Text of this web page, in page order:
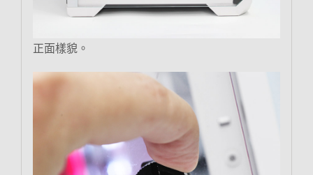
正面樣貌。